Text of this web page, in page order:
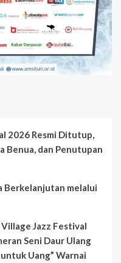
2026 Resmi Ditutup,
Benua, dan Penutupan
Berkelanjutan melalui
Jazz Festival
Seni Daur Ulang
Uang” Warnai